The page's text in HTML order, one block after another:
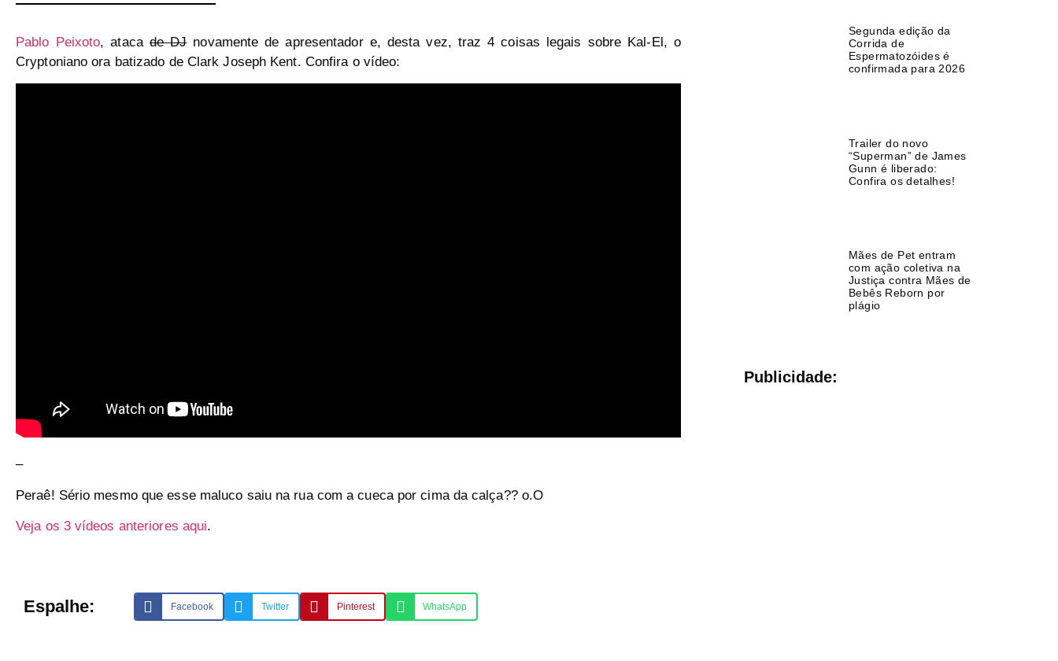
Pablo Peixoto, atacade DJnovamente de apresentador e, desta vez, traz 4 coisas legais sobre Kal-El , o
Cryptoniano ora batizado de Clark Joseph Kent. Confira o vídeo:
–
Peraê! Sério mesmo que esse maluco saiu na rua com a cueca por cima da calça?? o.O
Veja os 3 vídeos anteriores aqui.
Espalhe: Facebook Twitter Pinterest WhatsApp
Segunda edição da
Corrida de
Espermatozóides é
confirmada para 2026
Trailer do novo
“Superman” de James
Gunn é liberado:
Confira os detalhes!
Mães de Pet entram
com ação coletiva na
Justiça contra Mães de
Bebês Reborn por
plágio
Publicidade: